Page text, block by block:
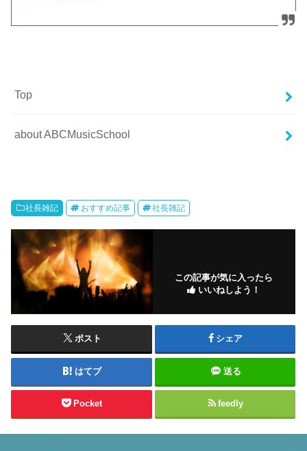
Top
about ABCMusicSchool
社長雑記 おすすめ記事 社長雑記
この記事が気に入ったら
いいねしよう！
ポスト シェア
はてブ 送る
Pocket feedly